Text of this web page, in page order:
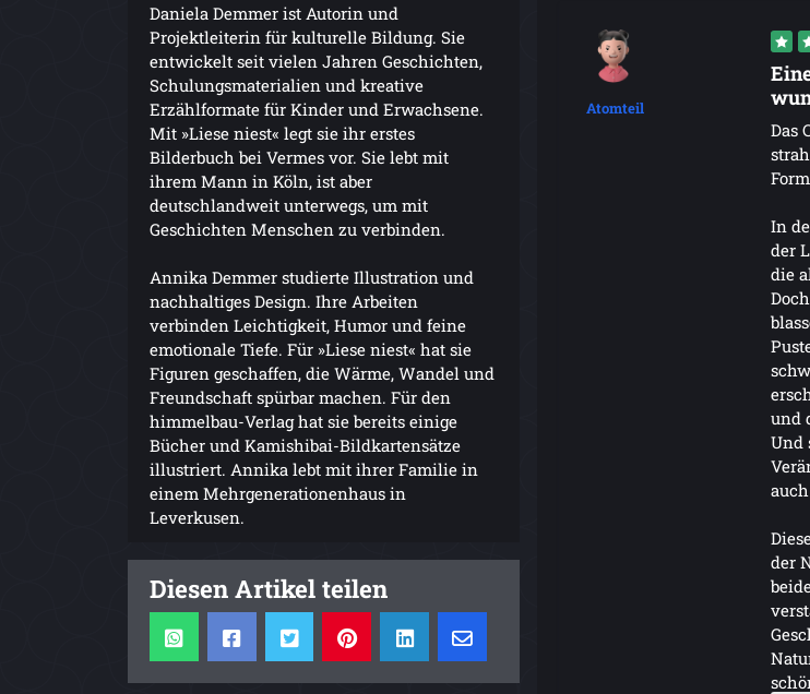
Daniela Demmer ist Autorin und
Projektleiterin für kulturelle Bildung. Sie
entwickelt seit vielen Jahren Geschichten,
Schulungsmaterialien und kreative
Erzählformate für Kinder und Erwachsene.
Mit »Liese niest« legt sie ihr erstes
Bilderbuch bei Vermes vor. Sie lebt mit
ihrem Mann in Köln, ist aber
deutschlandweit unterwegs, um mit
Geschichten Menschen zu verbinden.
Annika Demmer studierte Illustration und
nachhaltiges Design. Ihre Arbeiten
verbinden Leichtigkeit, Humor und feine
emotionale Tiefe. Für »Liese niest« hat sie
Figuren geschaffen, die Wärme, Wandel und
Freundschaft spürbar machen. Für den
himmelbau-Verlag hat sie bereits einige
Bücher und Kamishibai-Bildkartensätze
illustriert. Annika lebt mit ihrer Familie in
einem Mehrgenerationenhaus in
Leverkusen.
Diesen Artikel teilen
Atomteil
Das
In
der
die
und
Und
der